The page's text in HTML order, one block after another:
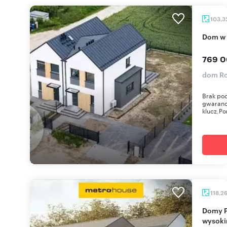
Dom
769
dom
Brak
Domy Premium w Janikowie (gotowe 2026) z